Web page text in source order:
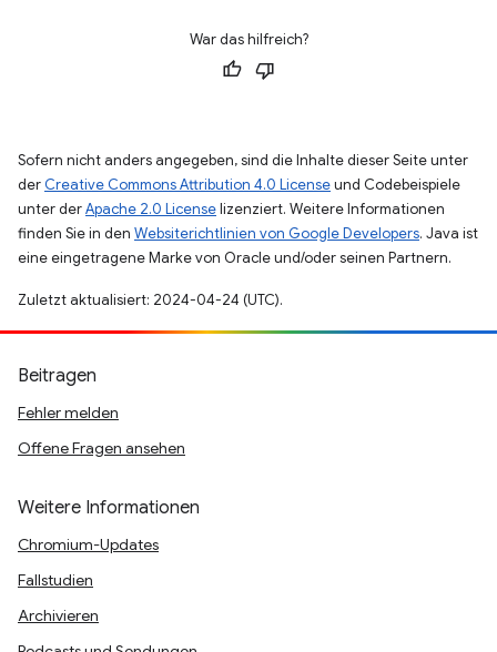
War das hilfreich?
Sofern nicht anders angegeben, sind die Inhalte dieser Seite unter
der Creative Commons Attribution 4.0 Licenseund Codebeispiele
unter derApache 2.0 Licenselizenziert. Weitere Informationen
finden Sie in den Websiterichtlinien von Google Developers. Java ist
eine eingetragene Marke von Oracle und/oder seinen Partnern.
Zuletzt aktualisiert: 2024-04-24 (UTC).
Beitragen
Fehler melden
Offene Fragen ansehen
Weitere Informationen
Chromium-Updates
Fallstudien
Archivieren